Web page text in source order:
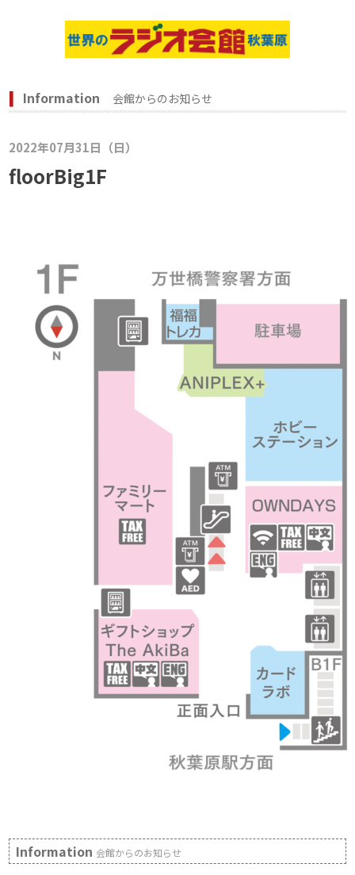
Information 会館からのお知らせ
2022年07月31日（日）
floorBig1F
Information会館からのお知らせ